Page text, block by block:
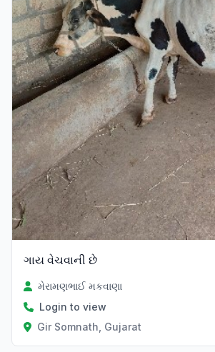
ગાય વેચવાની છે
મેરામણભાઈ મકવાણા
Login to view
Gir Somnath, Gujarat